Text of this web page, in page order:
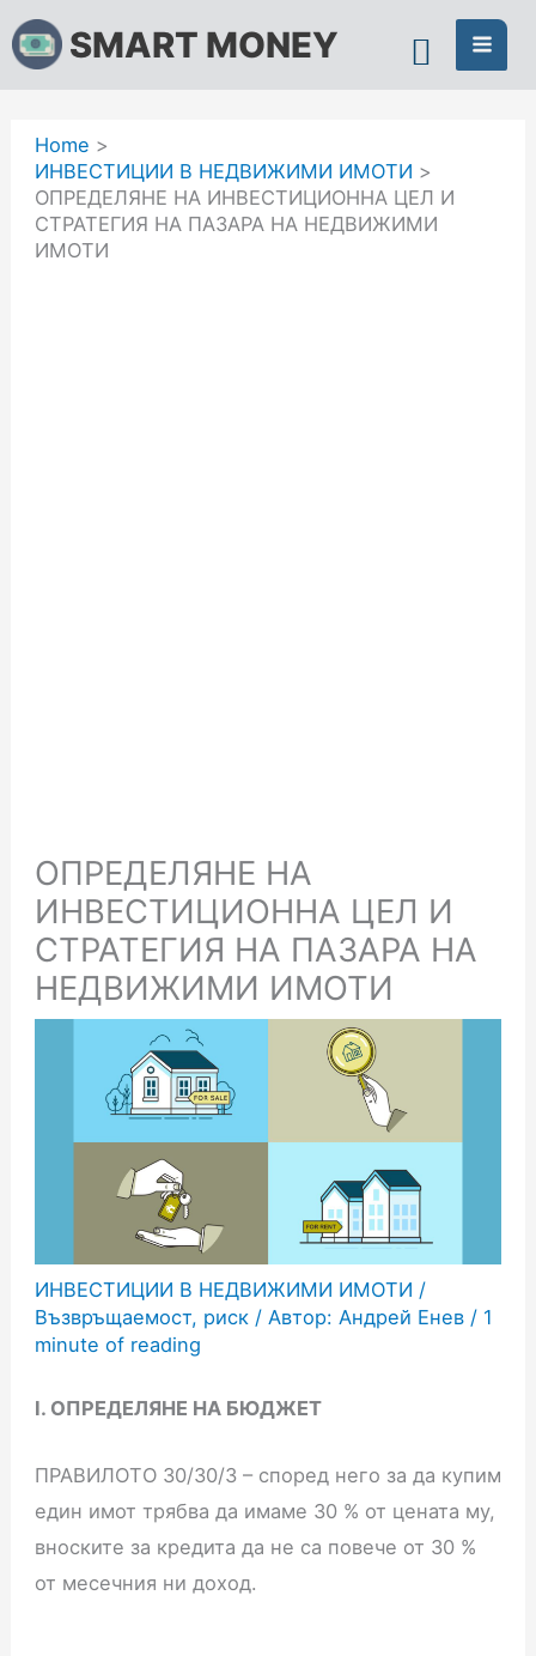
Skip
to
SMART MONEY
Home
ИНВЕСТИЦИИ В НЕДВИЖИМИ ИМОТИ
ОПРЕДЕЛЯНЕ НА ИНВЕСТИЦИОННА ЦЕЛ И
СТРАТЕГИЯ НА ПАЗАРА НА НЕДВИЖИМИ
ИМОТИ
ОПРЕДЕЛЯНЕ НА
ИНВЕСТИЦИОННА ЦЕЛ И
СТРАТЕГИЯ НА ПАЗАРА НА
НЕДВИЖИМИ ИМОТИ
ИНВЕСТИЦИИ В НЕДВИЖИМИ ИМОТИ /
Възвръщаемост, риск/ Автор: Андрей Енев / 1
minute of reading
I. ОПРЕДЕЛЯНЕ НА БЮДЖЕТ
ПРАВИЛОТО 30/30/3 – според него за да купим
един имот трябва да имаме 30 % от цената му,
вноските за кредита да не са повече от 30 %
от месечния ни доход.